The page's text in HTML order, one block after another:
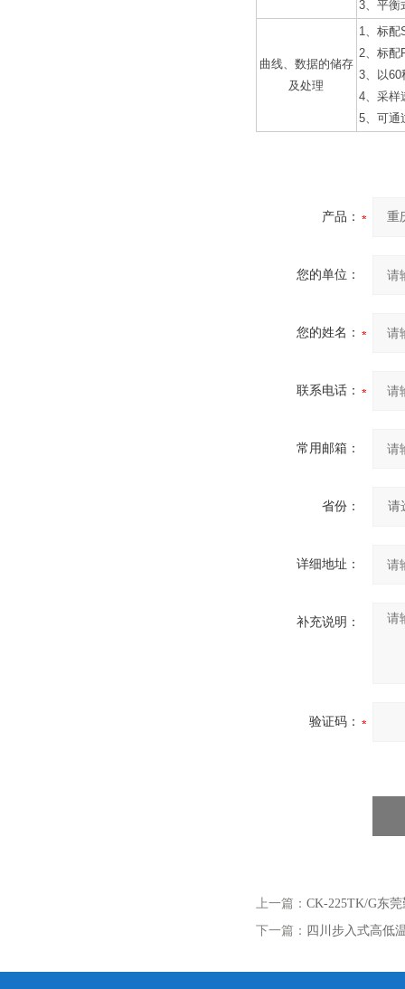
3、平衡
曲线、数据的储存
及处理
1、标配
2、标配
3、以60
4、采样
5、可通
产品：
您的单位：
您的姓名：
联系电话：
常用邮箱：
省份：
详细地址：
补充说明：
验证码：
上一篇： CK-225TK/G东
下一篇： 四川步入式高低